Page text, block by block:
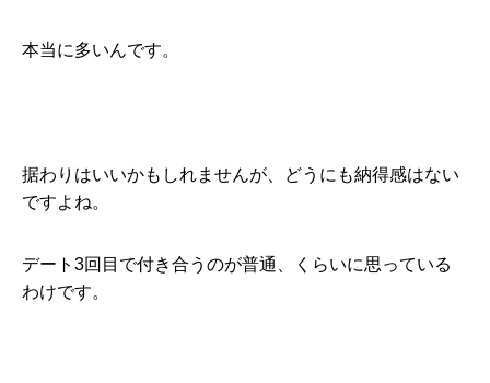
本当に多いんです。
据わりはいいかもしれませんが、どうにも納得感はない
ですよね。
デート3回目で付き合うのが普通、くらいに思っている
わけです。